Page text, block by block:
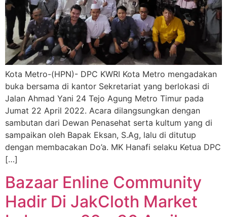
Kota Metro-(HPN)- DPC KWRI Kota Metro mengadakan
buka bersama di kantor Sekretariat yang berlokasi di
Jalan Ahmad Yani 24 Tejo Agung Metro Timur pada
Jumat 22 April 2022. Acara dilangsungkan dengan
sambutan dari Dewan Penasehat serta kultum yang di
sampaikan oleh Bapak Eksan, S.Ag, lalu di ditutup
dengan membacakan Do’a. MK Hanafi selaku Ketua DPC
[…]
Bazaar Enline Community
Hadir Di JakCloth Market